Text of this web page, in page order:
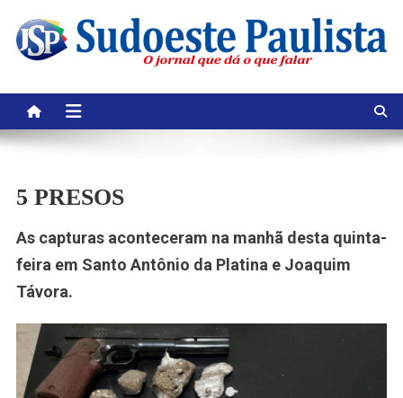
content
5 PRESOS
As capturas aconteceram na manhã desta quinta-
feira em Santo Antônio da Platina e Joaquim
Távora.